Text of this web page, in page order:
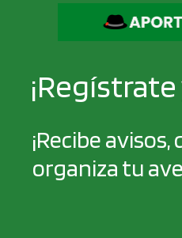
¡Recibe
organiza tu